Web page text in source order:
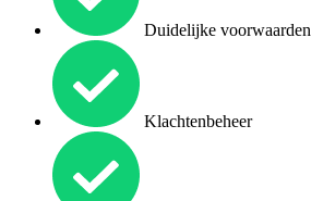
Duidelijke voorwaarden
Klachtenbeheer